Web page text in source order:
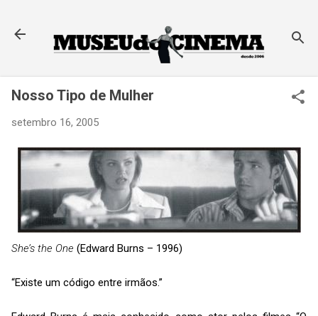
Nosso Tipo de Mulher
setembro 16, 2005
She’s the One (Edward Burns – 1996)
“Existe um código entre irmãos.”